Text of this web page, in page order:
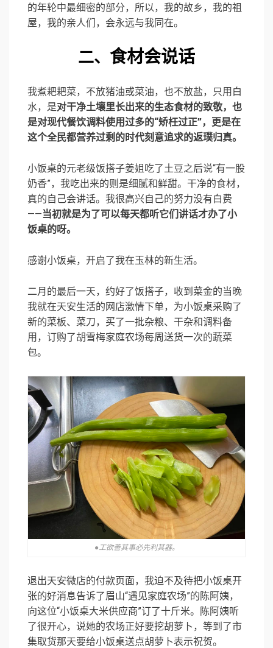
的年轮中最细密的部分，所以，我的故乡，我的祖
屋，我的亲人们，会永远与我同在。
二、 食材会说话
我煮耙耙菜，不放猪油或菜油，也不放盐，只用白
水，是对干净土壤里长出来的生态食材的致敬，也
是对现代餐饮调料使用过多的“矫枉过正”，更是在
这个全民都营养过剩的时代刻意追求的返璞归真。
小饭桌的元老级饭搭子姜姐吃了土豆之后说“有一股
奶香”，我吃出来的则是细腻和鲜甜。干净的食材，
真的自己会讲话。我很高兴自己的努力没有白费
——当初就是为了可以每天都听它们讲话才办了小
饭桌的呀。
感谢小饭桌，开启了我在玉林的新生活。
二月的最后一天，约好了饭搭子，收到菜金的当晚
我就在天安生活的网店激情下单，为小饭桌采购了
新的菜板、菜刀，买了一批杂粮、干杂和调料备
用，订购了胡雪梅家庭农场每周送货一次的蔬菜
包。
●工欲善其事必先利其器。
退出天安微店的付款页面，我迫不及待把小饭桌开
张的好消息告诉了眉山“遇见家庭农场”的陈阿姨，
向这位“小饭桌大米供应商”订了十斤米。陈阿姨听
了很开心，说她的农场正好要挖胡萝卜，等到了市
集取货那天要给小饭桌送点胡萝卜表示祝贺。